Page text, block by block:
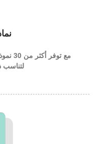
مع
لتناسب